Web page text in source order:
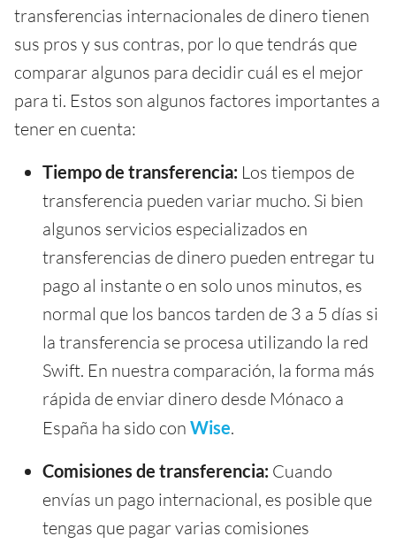
transferencias internacionales de dinero tienen
sus pros y sus contras, por lo que tendrás que
comparar algunos para decidir cuál es el mejor
para ti. Estos son algunos factores importantes a
tener en cuenta:
Tiempo de transferencia: Los tiempos de
transferencia pueden variar mucho. Si bien
algunos servicios especializados en
transferencias de dinero pueden entregar tu
pago al instante o en solo unos minutos, es
normal que los bancos tarden de 3 a 5 días si
la transferencia se procesa utilizando la red
Swift. En nuestra comparación, la forma más
rápida de enviar dinero desde Mónaco a
España ha sido con Wise.
Comisiones de transferencia: Cuando
envías un pago internacional, es posible que
tengas que pagar varias comisiones